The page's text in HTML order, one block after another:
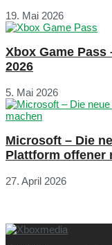
19. Mai 2026
Xbox Game
2026
5. Mai 2026
Microsoft – Die
Plattform offener
27. April 2026